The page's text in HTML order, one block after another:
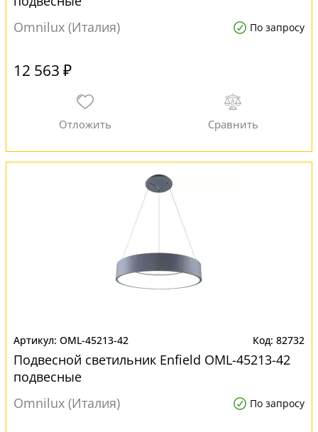
Omnilux (Италия)
По запросу
12 563 ₽
OML-45213-42 82732
Подвесной светильник Enfield OML-45213-42
подвесные
Omnilux (Италия)
По запросу